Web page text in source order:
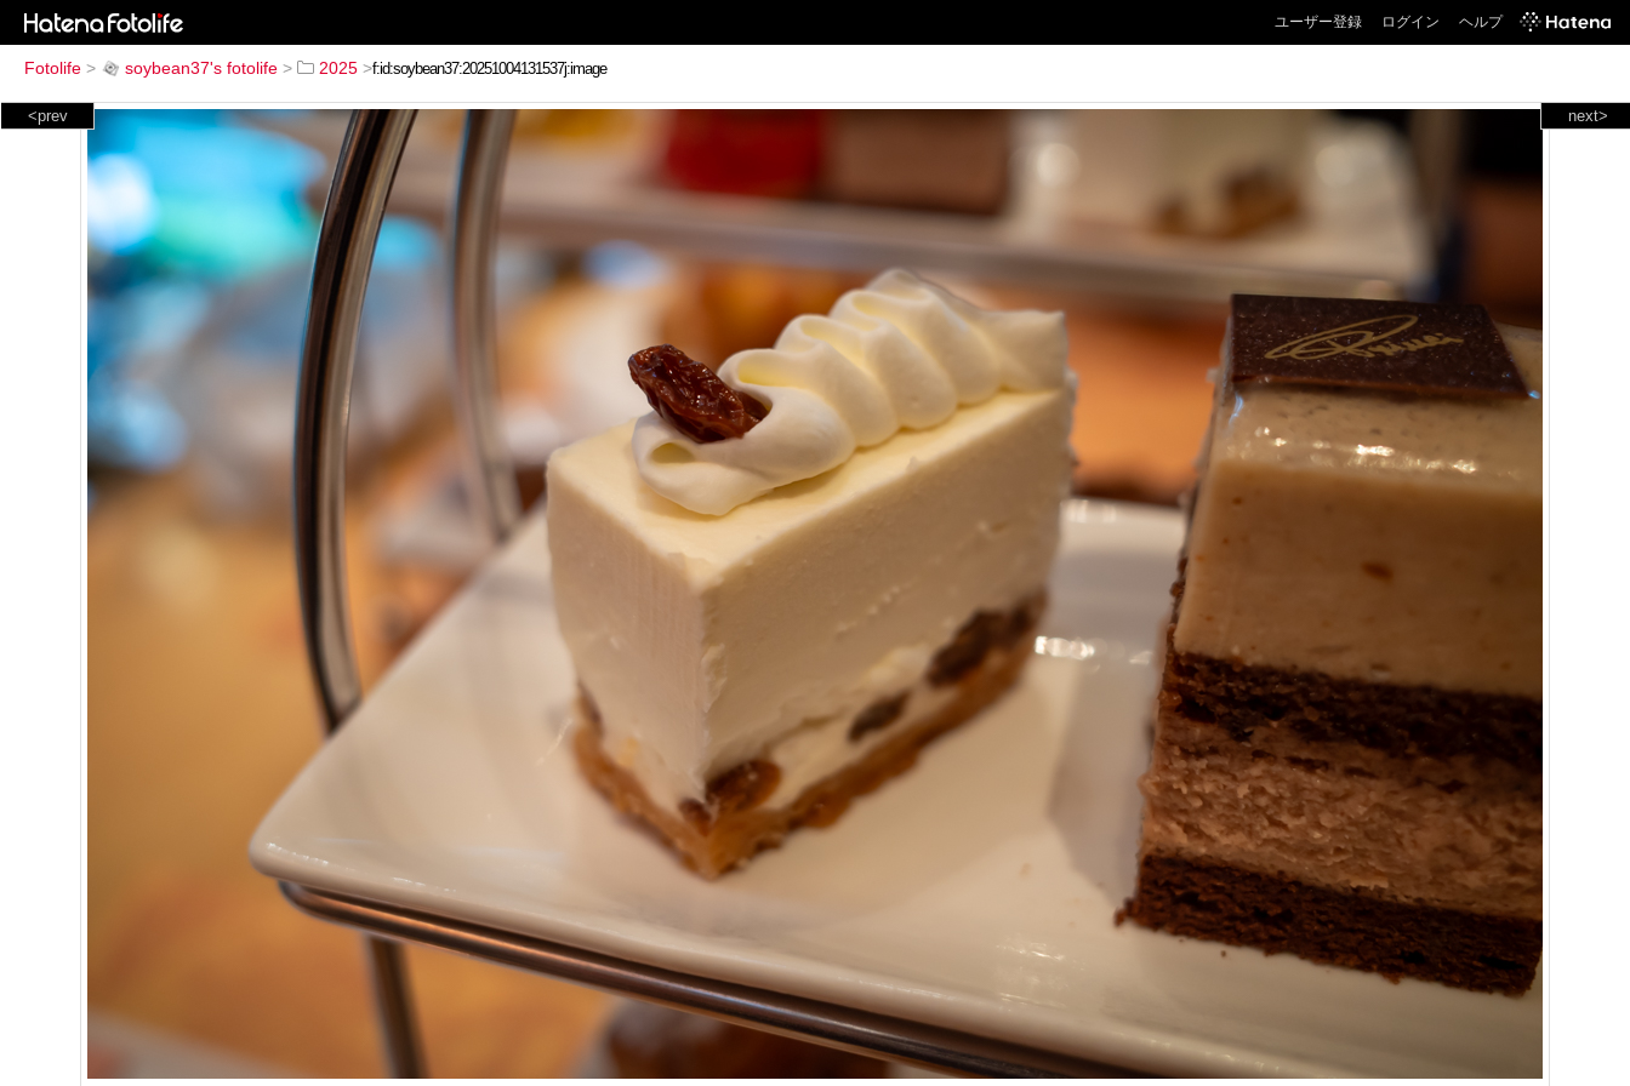
ユーザー登録 ログイン ヘルプ
Fotolife > soybean37's fotolife > 2025 >
next>
<prev